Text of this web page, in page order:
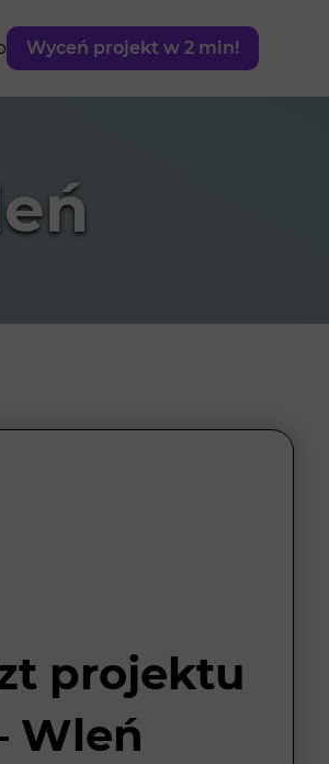
Wyceń projekt w 2 min!
projektu
Wleń